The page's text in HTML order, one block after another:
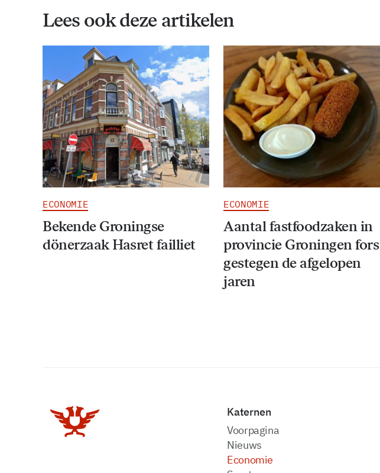
Lees ook deze artikelen
ECONOMIE
Bekende Groningse
dönerzaak Hasret failliet
ECONOMIE
Aantal fastfoodzaken in
provincie Groningen fors
gestegen de afgelopen
jaren
Katernen
Voorpagina
Nieuws
Economie